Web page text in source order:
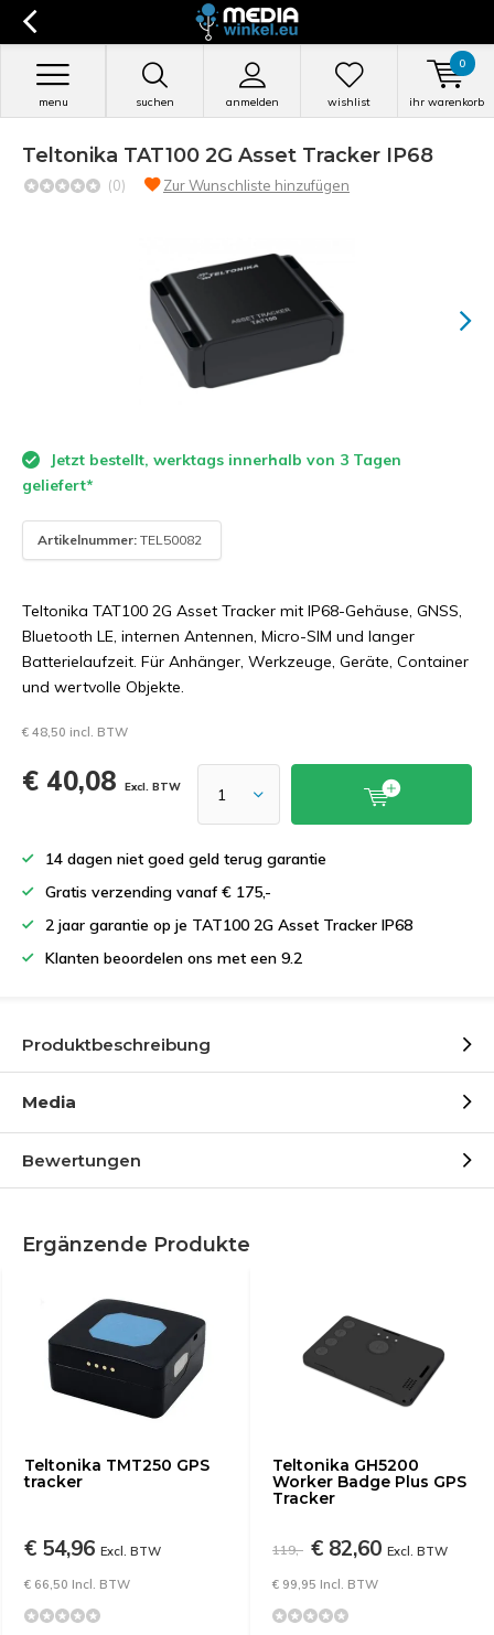
suchen anmelden
menu wishlist ihr warenkorb
0
Teltonika TAT100 2G Asset Tracker IP68
(0) Zur Wunschliste hinzufügen
Jetzt bestellt, werktags innerhalb von 3 Tagen
geliefert*
Artikelnummer: TEL50082
Teltonika TAT100 2G Asset Tracker mit IP68-Gehäuse, GNSS,
Bluetooth LE, internen Antennen, Micro-SIM und langer
Batterielaufzeit. Für Anhänger, Werkzeuge, Geräte, Container
und wertvolle Objekte.
€ 48,50 incl. BTW
€ 40,08 Excl. BTW
14 dagen niet goed geld terug garantie
Gratis verzending vanaf € 175,-
2 jaar garantie op je TAT100 2G Asset Tracker IP68
Klanten beoordelen ons met een 9.2
Produktbeschreibung
Media
Bewertungen
Ergänzende Produkte
Teltonika TMT250 GPS
tracker
€ 54,96 Excl. BTW
€ 66,50 Incl. BTW
Teltonika GH5200
Worker Badge Plus GPS
Tracker
119,- € 82,60 Excl. BTW
€ 99,95 Incl. BTW